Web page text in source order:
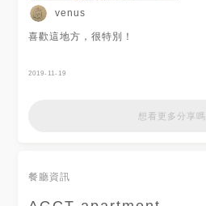
venus
喜歡這地方，很特別！
2019-11-19
想看更多分享嗎
餐廳資訊